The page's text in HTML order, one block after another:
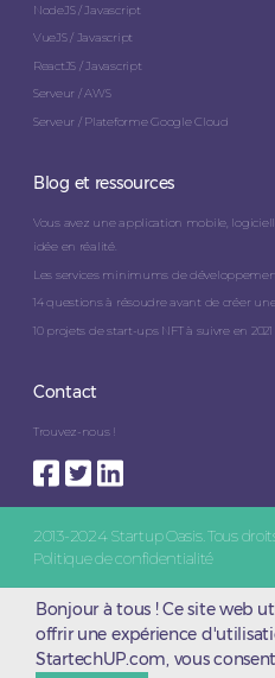
NodeJS / Javascript
VueJS / Javascript
ReactJS / Javascript
Serveur / AWS
Serveur / Plateforme Google Cloud
Blog et ressources
Vous avez une application mobile,
idée en réalité.
Les services minimums de
14 questions à résoudre avant de créer
10 projets de start-ups NFT à suivre en 2021
Contact
Trouvez-nous !
2013-2024 Startup Oasis. Tous
Politique de confidentialité
Bonjour à tous ! Ce site web
offrir une expérience
StartechUP.com, vous